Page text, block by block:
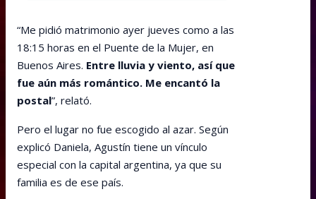
“Me pidió matrimonio ayer jueves como a las
18:15 horas en el Puente de la Mujer, en
Buenos Aires. Entre lluvia y viento, así que
fue aún más romántico. Me encantó la
postal”, relató.
Pero el lugar no fue escogido al azar. Según
explicó Daniela, Agustín tiene un vínculo
especial con la capital argentina, ya que su
familia es de ese país.